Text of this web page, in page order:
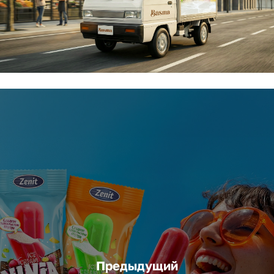
Предыдущий